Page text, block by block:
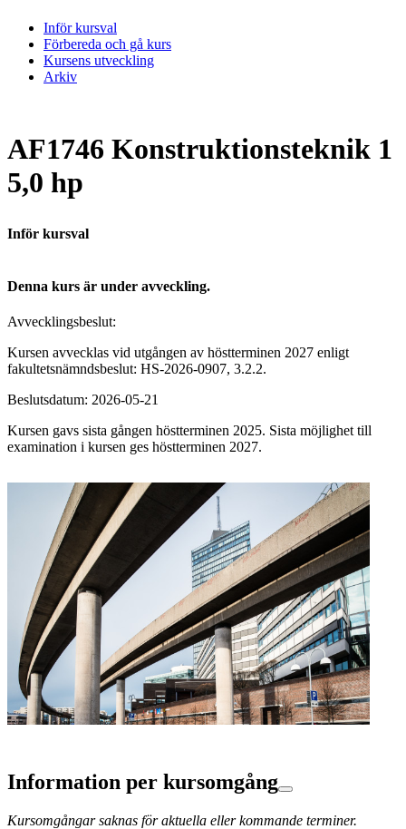
Inför kursval
Förbereda och gå kurs
Kursens utveckling
Arkiv
AF1746 Konstruktionsteknik 1
5,0 hp
Inför kursval
Denna kurs är under avveckling.
Avvecklingsbeslut:
Kursen avvecklas vid utgången av höstterminen 2027 enligt
fakultetsnämndsbeslut: HS-2026-0907, 3.2.2.
Beslutsdatum: 2026-05-21
Kursen gavs sista gången höstterminen 2025. Sista möjlighet till
examination i kursen ges höstterminen 2027.
Information per kursomgång
Kursomgångar saknas för aktuella eller kommande terminer.